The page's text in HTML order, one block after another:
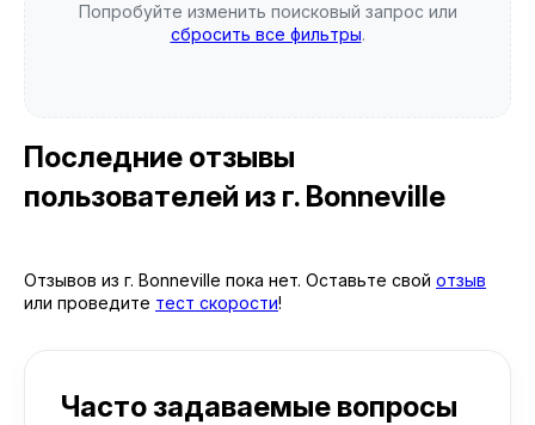
Попробуйте изменить поисковый запрос или
сбросить все фильтры.
Последние отзывы
пользователей из г. Bonneville
Отзывов из г. Bonneville пока нет. Оставьте свой отзыв
или проведите тест скорости!
Часто задаваемые вопросы